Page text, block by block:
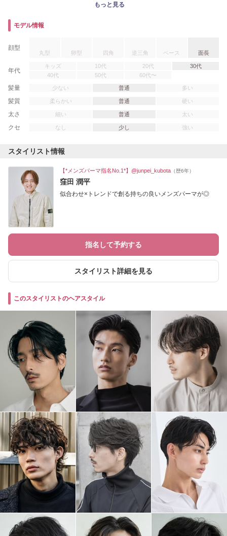
ウルフカット ウルフ
テーパーフェード
モデル情報
顔型
丸型 卵型 四角 逆三角 ベース 面長
年代
キッズ 10代 20代
30代
40代
50代 60代〜
髪量 少ない 普通 多い
髪質 柔らかい 普通 硬い
太さ 細い 普通 太い
クセ なし 少し 強い
スタイリスト情報
【*メンズパーマ指名No.1*】@junpei_kubota （歴6年）
窪田 潤平
似合わせ×トレンドで創る持ちの良いメンズパーマが◎
指名して予約する
スタイリスト詳細を見る
このスタイリストのヘアスタイル